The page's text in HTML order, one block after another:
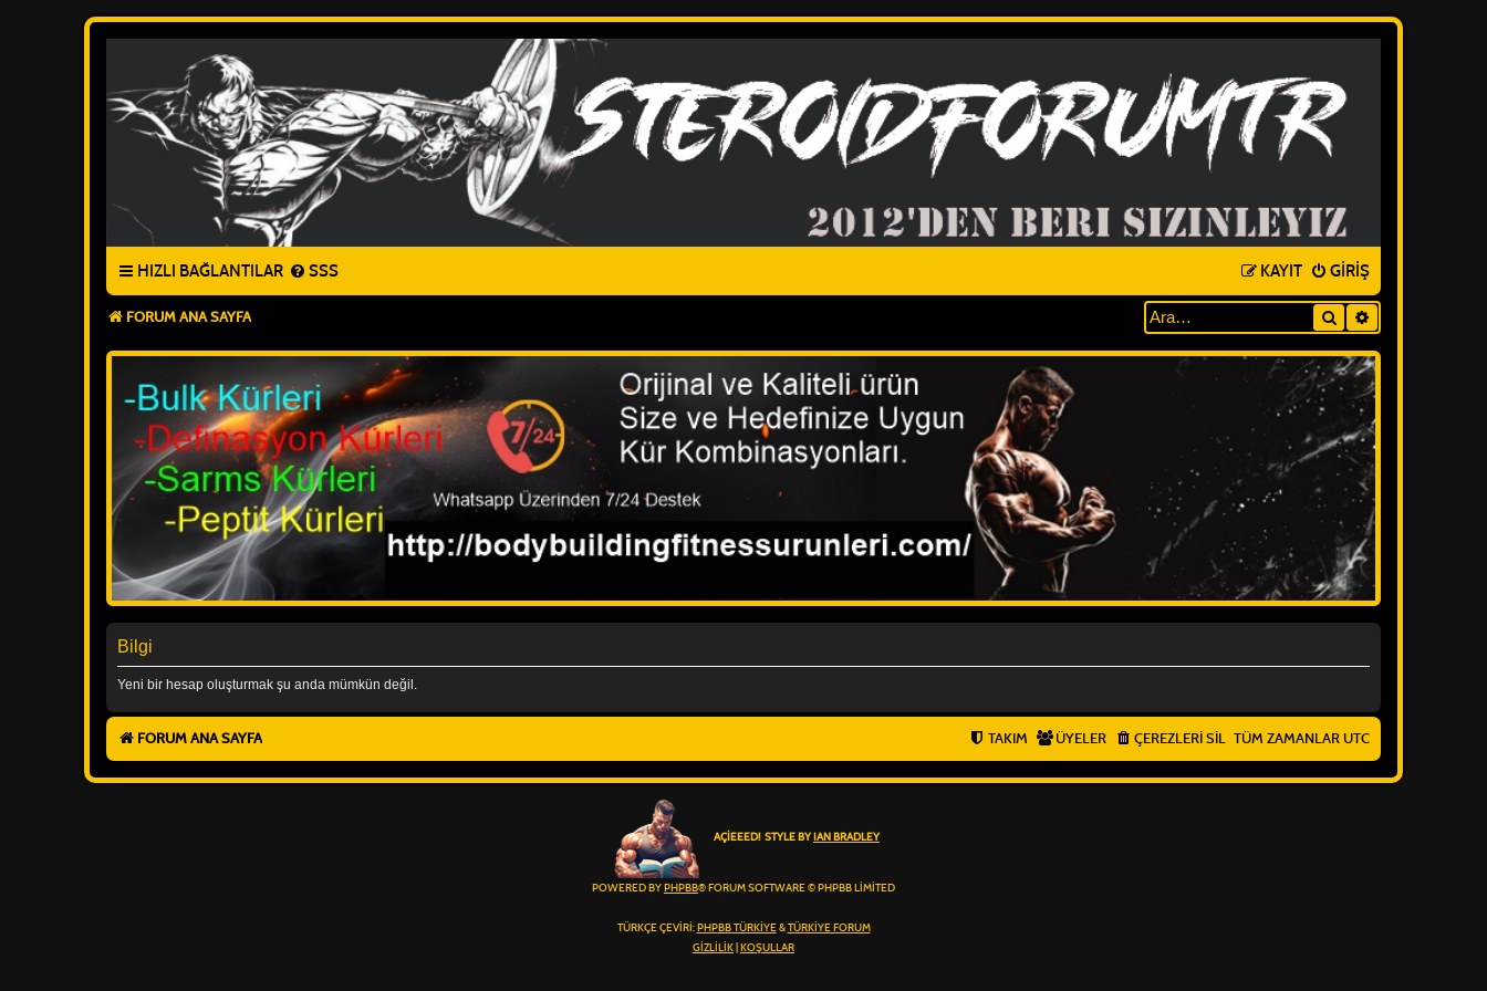
HIZLI BAĞLANTILAR SSS GIRIŞ
KAYIT
FORUM ANA SAYFA Ara
Bilgi
Yeni bir hesap oluşturmak şu anda mümkün değil.
FORUM ANA SAYFA TÜM ZAMANLAR UTC
ÇEREZLERI SIL
ÜYELER
TAKIM
AÇIEEED! STYLE BY IAN BRADLEY
POWERED BY PHPBB® FORUM SOFTWARE © PHPBB LIMITED
TÜRKÇE ÇEVIRI: PHPBB TÜRKIYE& TÜRKIYE FORUM
GIZLILIK
KOŞULLAR